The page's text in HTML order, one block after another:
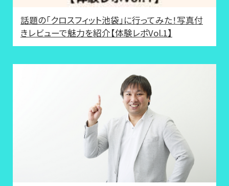
話題の「クロスフィット池袋」に行ってみた！写真付
きレビューで魅力を紹介【体験レポVol.1】